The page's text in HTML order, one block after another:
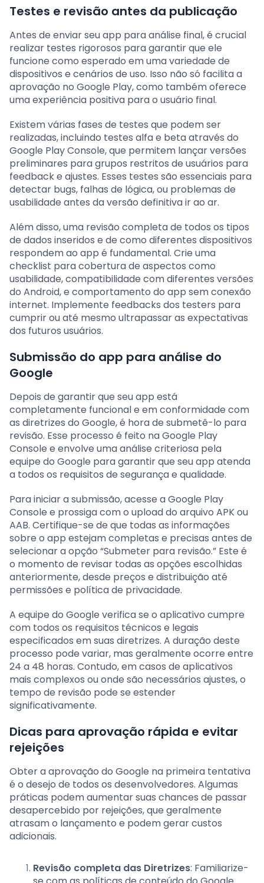
Testes e revisão antes da publicação
Antes de enviar seu app para análise final, é crucial
realizar testes rigorosos para garantir que ele
funcione como esperado em uma variedade de
dispositivos e cenários de uso. Isso não só facilita a
aprovação no Google Play, como também oferece
uma experiência positiva para o usuário final.
Existem várias fases de testes que podem ser
realizadas, incluindo testes alfa e beta através do
Google Play Console, que permitem lançar versões
preliminares para grupos restritos de usuários para
feedback e ajustes. Esses testes são essenciais para
detectar bugs, falhas de lógica, ou problemas de
usabilidade antes da versão definitiva ir ao ar.
Além disso, uma revisão completa de todos os tipos
de dados inseridos e de como diferentes dispositivos
respondem ao app é fundamental. Crie uma
checklist para cobertura de aspectos como
usabilidade, compatibilidade com diferentes versões
do Android, e comportamento do app sem conexão
internet. Implemente feedbacks dos testers para
cumprir ou até mesmo ultrapassar as expectativas
dos futuros usuários.
Submissão do app para análise do
Google
Depois de garantir que seu app está
completamente funcional e em conformidade com
as diretrizes do Google, é hora de submetê-lo para
revisão. Esse processo é feito na Google Play
Console e envolve uma análise criteriosa pela
equipe do Google para garantir que seu app atenda
a todos os requisitos de segurança e qualidade.
Para iniciar a submissão, acesse a Google Play
Console e prossiga com o upload do arquivo APK ou
AAB. Certifique-se de que todas as informações
sobre o app estejam completas e precisas antes de
selecionar a opção “Submeter para revisão.” Este é
o momento de revisar todas as opções escolhidas
anteriormente, desde preços e distribuição até
permissões e política de privacidade.
A equipe do Google verifica se o aplicativo cumpre
com todos os requisitos técnicos e legais
especificados em suas diretrizes. A duração deste
processo pode variar, mas geralmente ocorre entre
24 a 48 horas. Contudo, em casos de aplicativos
mais complexos ou onde são necessários ajustes, o
tempo de revisão pode se estender
significativamente.
Dicas para aprovação rápida e evitar
rejeições
Obter a aprovação do Google na primeira tentativa
é o desejo de todos os desenvolvedores. Algumas
práticas podem aumentar suas chances de passar
desapercebido por rejeições, que geralmente
atrasam o lançamento e podem gerar custos
adicionais.
Revisão completa das Diretrizes: Familiarize-